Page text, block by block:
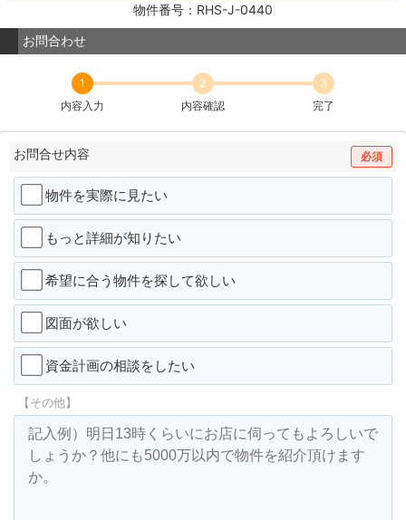
物件番号：RHS-J-0440
お問合わせ
1
内容入力
2
内容確認
3
完了
お問合せ内容 必須
物件を実際に見たい
もっと詳細が知りたい
希望に合う物件を探して欲しい
図面が欲しい
資金計画の相談をしたい
【その他】